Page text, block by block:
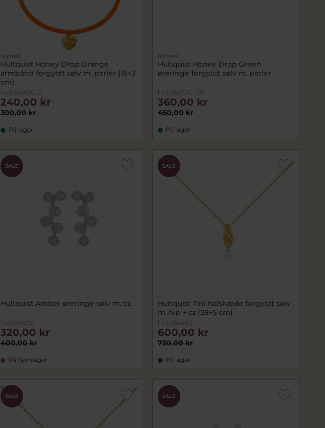
Nyhed
Hultquist Honey Drop Orange
armbånd forgyldt sølv m. perler (16+3
cm)
huS08669G-O
300,00 kr
240,00 kr
På lager
Nyhed
Hultquist Honey Drop Green
øreringe forgyldt sølv m. perler
huS08670G-GR
450,00 kr
360,00 kr
På lager
SALE
Hultquist Amber øreringe sølv m. cz
huS08627S
400,00 kr
320,00 kr
På fjernlager
SALE
Hultquist Tiril halskæde forgyldt sølv
m. fvp + cz (38+5 cm)
huS08646G
750,00 kr
600,00 kr
På lager
SALE SALE